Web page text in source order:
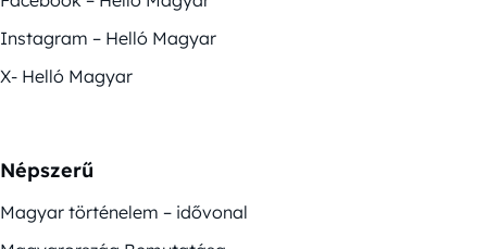
Instagram – Helló Magyar
X- Helló Magyar
Népszerű
Magyar történelem – idővonal